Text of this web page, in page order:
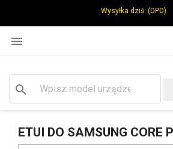
Wysyłka dziś: (DPD)

search
ETUI DO SAMSUNG CORE